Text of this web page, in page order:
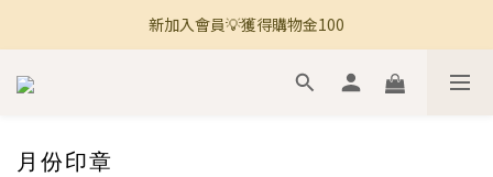
🚚 全館滿800免運 🚚
新加入會員💡獲得購物金100
🚚 全館滿800免運 🚚
月份印章